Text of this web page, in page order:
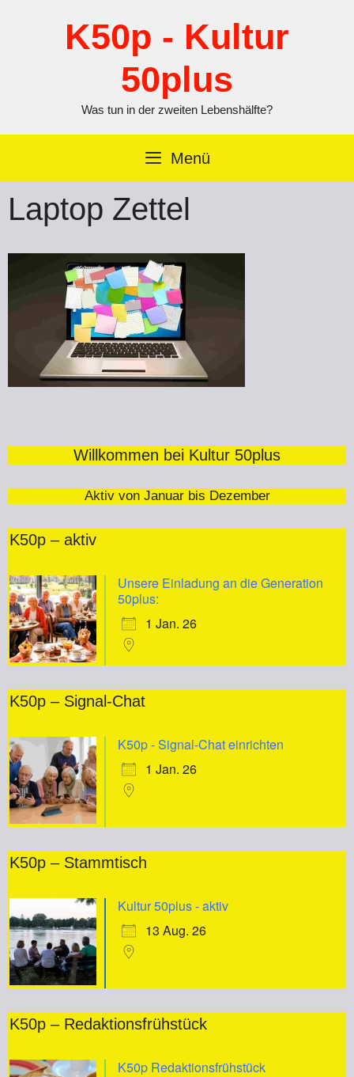
K50p - Kultur
50plus
Was tun in der zweiten Lebenshälfte?
Menü
Laptop Zettel
Willkommen bei Kultur 50plus
Aktiv von Januar bis Dezember
K50p – aktiv
Unsere Einladung an die Generation
50plus:
1 Jan. 26
K50p – Signal-Chat
K50p - Signal-Chat einrichten
1 Jan. 26
K50p – Stammtisch
Kultur 50plus - aktiv
13 Aug. 26
K50p – Redaktionsfrühstück
K50p Redaktionsfrühstück